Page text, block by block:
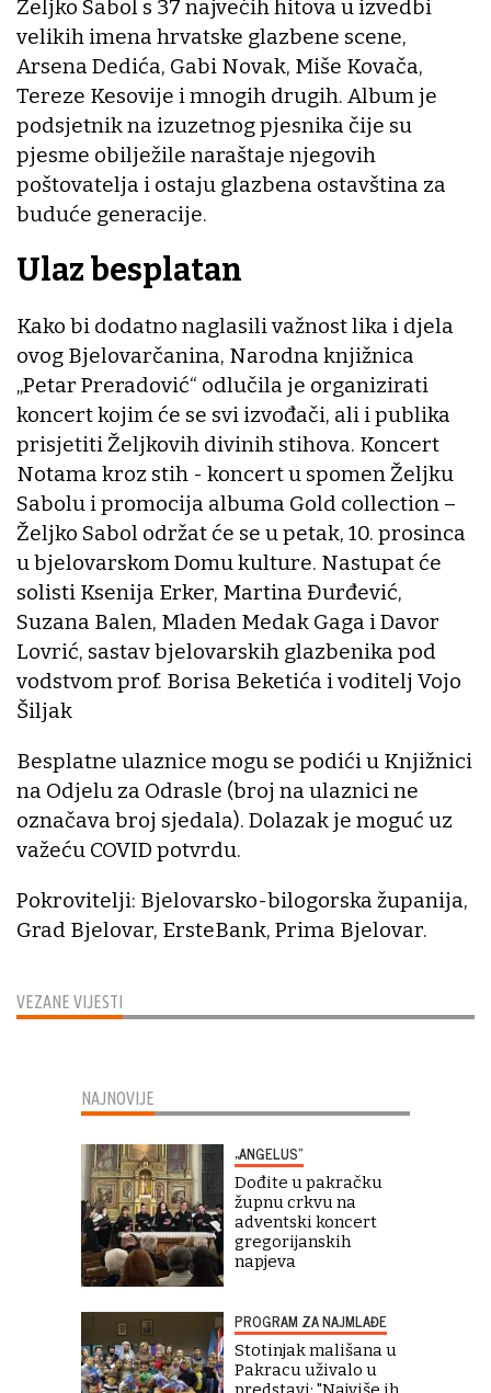
VEZANE VIJESTI
Željko Sabol s 37 najvećih hitova u izvedbi
velikih imena hrvatske glazbene scene,
Arsena Dedića, Gabi Novak, Miše Kovača,
Tereze Kesovije i mnogih drugih. Album je
podsjetnik na izuzetnog pjesnika čije su
pjesme obilježile naraštaje njegovih
poštovatelja i ostaju glazbena ostavština za
buduće generacije.
Ulaz besplatan
Kako bi dodatno naglasili važnost lika i djela
ovog Bjelovarčanina, Narodna knjižnica
„Petar Preradović“ odlučila je organizirati
koncert kojim će se svi izvođači, ali i publika
prisjetiti Željkovih divinih stihova. Koncert
Notama kroz stih - koncert u spomen Željku
Sabolu i promocija albuma Gold collection –
Željko Sabol održat će se u petak, 10. prosinca
u bjelovarskom Domu kulture. Nastupat će
solisti Ksenija Erker, Martina Đurđević,
Suzana Balen, Mladen Medak Gaga i Davor
Lovrić, sastav bjelovarskih glazbenika pod
vodstvom prof. Borisa Beketića i voditelj Vojo
Šiljak
Besplatne ulaznice mogu se podići u Knjižnici
na Odjelu za Odrasle (broj na ulaznici ne
označava broj sjedala). Dolazak je moguć uz
važeću COVID potvrdu.
Pokrovitelji: Bjelovarsko-bilogorska županija,
Grad Bjelovar, ErsteBank, Prima Bjelovar.
NAJNOVIJE
„ANGELUS“
Dođite u pakračku
župnu crkvu na
adventski koncert
gregorijanskih
napjeva
PROGRAM ZA NAJMLAĐE
Stotinjak mališana u
Pakracu uživalo u